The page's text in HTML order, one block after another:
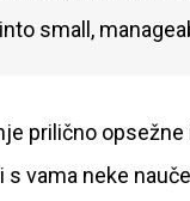
small,
prilično
s vama neke